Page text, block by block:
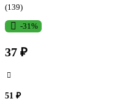
(139)
-31%
37 ₽
51 ₽